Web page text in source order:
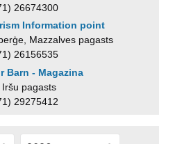
26674300
Information point
Mazzalves pagasts
26156535
Barn - Magazina
Iršu pagasts
29275412